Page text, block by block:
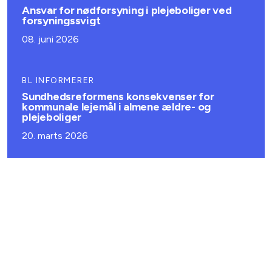
Ansvar for nødforsyning i plejeboliger ved
forsyningssvigt
08. juni 2026
BL INFORMERER
Sundhedsreformens konsekvenser for
kommunale lejemål i almene ældre- og
plejeboliger
20. marts 2026